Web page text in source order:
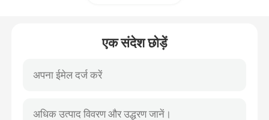
एक संदेश छोड़ें